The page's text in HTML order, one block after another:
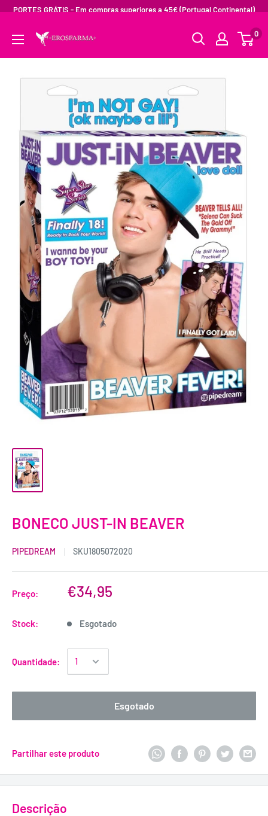
PORTES GRÁTIS - Em compras superiores a 45€ (Portugal Continental)
0
BONECO JUST-IN BEAVER
PIPEDREAM SKU1805072020
Preço: €34,95
Stock: Esgotado
Quantidade:
Esgotado
Partilhar este produto
Descrição